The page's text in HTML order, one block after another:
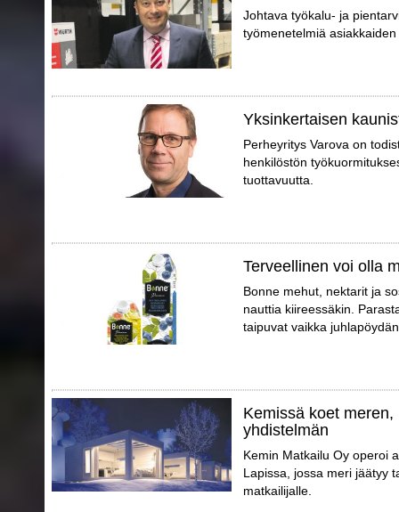
Johtava työkalu- ja
työmenetelmiä
Yksinkertaisen
Perheyritys Varova on
henkilöstön
tuottavuutta.
Terveellinen voi olla
Bonne mehut, nektarit ja
nauttia kiireessäkin.
taipuvat vaikka
Kemissä koet
yhdistelmän
Kemin Matkailu Oy operoi
Lapissa, jossa meri jäätyy
matkailijalle.